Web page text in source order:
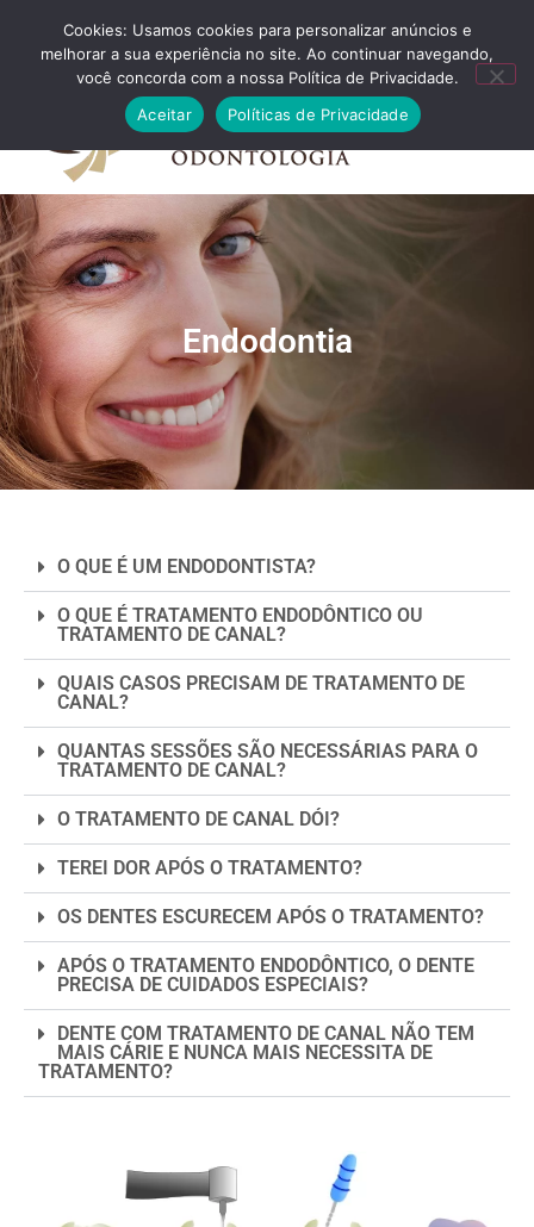
FALE CONOSCO
Endodontia
O QUE É UM ENDODONTISTA?
O QUE É TRATAMENTO ENDODÔNTICO OU
TRATAMENTO DE CANAL?
QUAIS CASOS PRECISAM DE TRATAMENTO DE
CANAL?
QUANTAS SESSÕES SÃO NECESSÁRIAS PARA O
TRATAMENTO DE CANAL?
O TRATAMENTO DE CANAL DÓI?
TEREI DOR APÓS O TRATAMENTO?
OS DENTES ESCURECEM APÓS O TRATAMENTO?
APÓS O TRATAMENTO ENDODÔNTICO, O DENTE
PRECISA DE CUIDADOS ESPECIAIS?
DENTE COM TRATAMENTO DE CANAL NÃO TEM
MAIS CÁRIE E NUNCA MAIS NECESSITA DE
TRATAMENTO?
Cookies: Usamos cookies para personalizar anúncios e
melhorar a sua experiência no site. Ao continuar navegando,
você concorda com a nossa Política de Privacidade.
Aceitar
Políticas de Privacidade